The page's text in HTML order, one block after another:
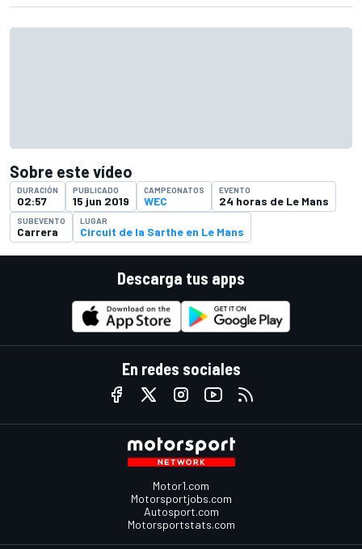
Sobre este vídeo
DURACIÓN
02:57
PUBLICADO
15 jun 2019
CAMPEONATOS
WEC
EVENTO
24 horas de Le Mans
SUBEVENTO
Carrera
LUGAR
Circuit de la Sarthe en Le Mans
Descarga tus apps
En redes sociales
Motor1.com
Motorsportjobs.com
Autosport.com
Motorsportstats.com